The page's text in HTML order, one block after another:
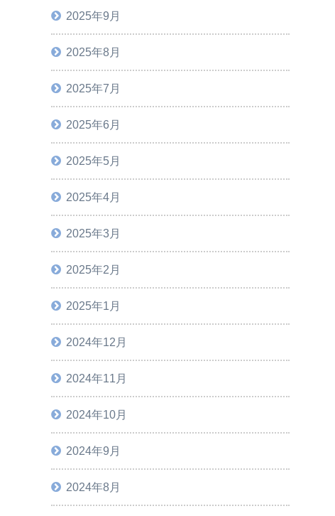
2025年9月
2025年8月
2025年7月
2025年6月
2025年5月
2025年4月
2025年3月
2025年2月
2025年1月
2024年12月
2024年11月
2024年10月
2024年9月
2024年8月